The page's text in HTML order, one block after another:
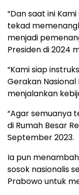
“Dan saat ini
tekad
menjadi
Presiden di 2024
“Kami siap
Gerakan Nasional
menjalankan
“Agar semuanya
di Rumah Besar
September 2023.
Ia pun
sosok nasionalis
Prabowo untuk